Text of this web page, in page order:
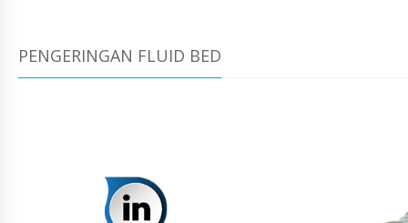
PENGERINGAN FLUID BED